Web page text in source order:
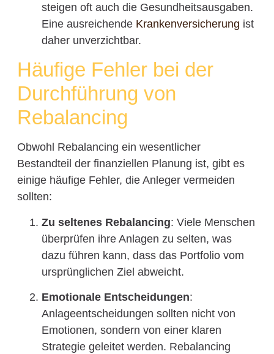
steigen oft auch die Gesundheitsausgaben.
Eine ausreichende Krankenversicherung ist
daher unverzichtbar.
Häufige Fehler bei der
Durchführung von
Rebalancing
Obwohl Rebalancing ein wesentlicher
Bestandteil der finanziellen Planung ist, gibt es
einige häufige Fehler, die Anleger vermeiden
sollten:
Zu seltenes Rebalancing: Viele Menschen
überprüfen ihre Anlagen zu selten, was
dazu führen kann, dass das Portfolio vom
ursprünglichen Ziel abweicht.
Emotionale Entscheidungen:
Anlageentscheidungen sollten nicht von
Emotionen, sondern von einer klaren
Strategie geleitet werden. Rebalancing